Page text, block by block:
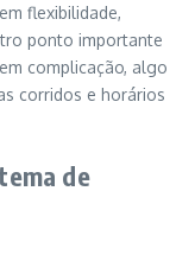
flexibilidade,
ponto importante
complicação, algo
corridos e horários
de